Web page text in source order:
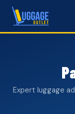
Expert luggage